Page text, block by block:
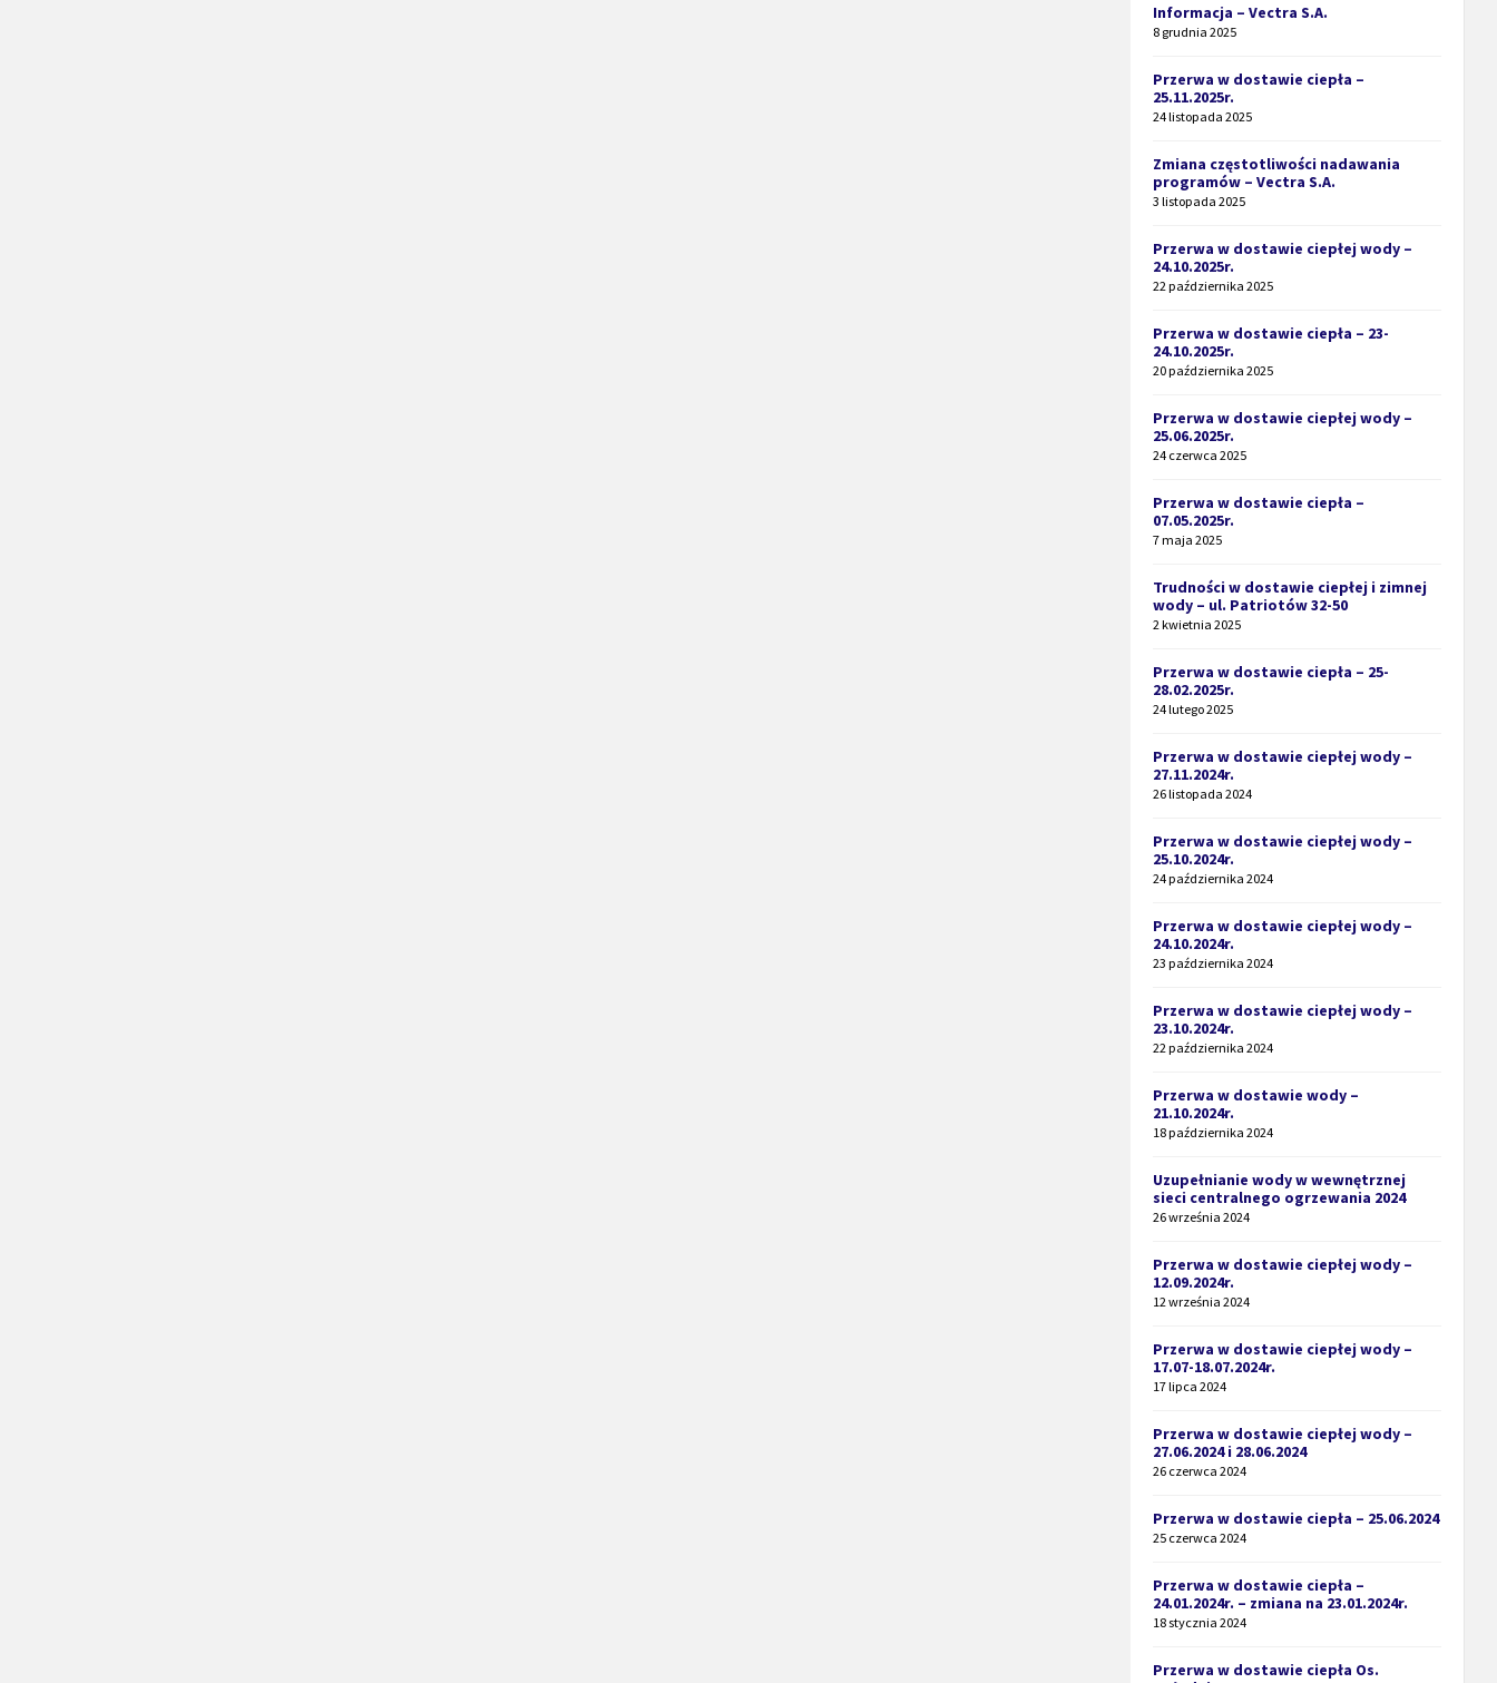
Informacja – Vectra S.A.
8 grudnia 2025
Przerwa w dostawie ciepła –
25.11.2025r.
24 listopada 2025
Zmiana częstotliwości nadawania
programów – Vectra S.A.
3 listopada 2025
Przerwa w dostawie ciepłej wody –
24.10.2025r.
22 października 2025
Przerwa w dostawie ciepła – 23-
24.10.2025r.
20 października 2025
Przerwa w dostawie ciepłej wody –
25.06.2025r.
24 czerwca 2025
Przerwa w dostawie ciepła –
07.05.2025r.
7 maja 2025
Trudności w dostawie ciepłej i zimnej
wody – ul. Patriotów 32-50
2 kwietnia 2025
Przerwa w dostawie ciepła – 25-
28.02.2025r.
24 lutego 2025
Przerwa w dostawie ciepłej wody –
27.11.2024r.
26 listopada 2024
Przerwa w dostawie ciepłej wody –
25.10.2024r.
24 października 2024
Przerwa w dostawie ciepłej wody –
24.10.2024r.
23 października 2024
Przerwa w dostawie ciepłej wody –
23.10.2024r.
22 października 2024
Przerwa w dostawie wody –
21.10.2024r.
18 października 2024
Uzupełnianie wody w wewnętrznej
sieci centralnego ogrzewania 2024
26 września 2024
Przerwa w dostawie ciepłej wody –
12.09.2024r.
12 września 2024
Przerwa w dostawie ciepłej wody –
17.07-18.07.2024r.
17 lipca 2024
Przerwa w dostawie ciepłej wody –
27.06.2024 i 28.06.2024
26 czerwca 2024
Przerwa w dostawie ciepła – 25.06.2024
25 czerwca 2024
Przerwa w dostawie ciepła –
24.01.2024r. – zmiana na 23.01.2024r.
18 stycznia 2024
Przerwa w dostawie ciepła Os.